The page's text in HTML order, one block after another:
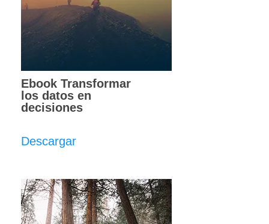
Ebook Transformar
los datos en
decisiones
Descargar